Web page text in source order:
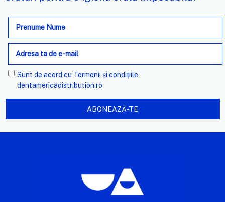
Adresa
e-
mail
Sunt de acord cu Termenii și condițiile
dentamericadistribution.ro